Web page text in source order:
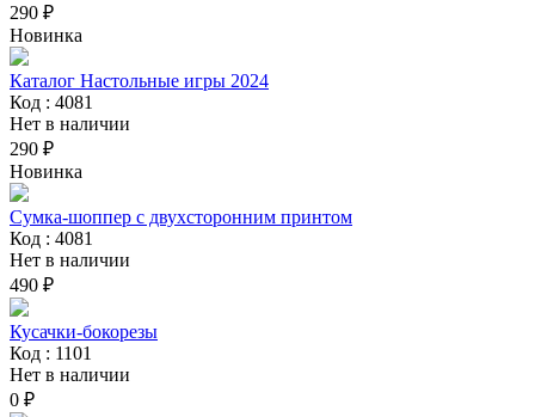
290 ₽
Новинка
Каталог Настольные игры 2024
Код : 4081
Нет в наличии
290 ₽
Новинка
Сумка-шоппер с двухсторонним принтом
Код : 4081
Нет в наличии
490 ₽
Кусачки-бокорезы
Код : 1101
Нет в наличии
0 ₽